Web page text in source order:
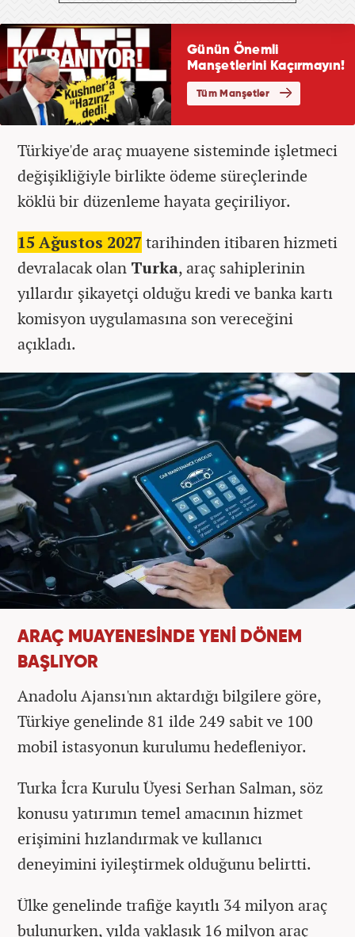
Türkiye'de araç muayene sisteminde işletmeci
değişikliğiyle birlikte ödeme süreçlerinde
köklü bir düzenleme hayata geçiriliyor.
15 Ağustos 2027 tarihinden itibaren hizmeti
devralacak olan Turka, araç sahiplerinin
yıllardır şikayetçi olduğu kredi ve banka kartı
komisyon uygulamasına son vereceğini
açıkladı.
ARAÇ MUAYENESİNDE YENİ DÖNEM
BAŞLIYOR
Anadolu Ajansı'nın aktardığı bilgilere göre,
Türkiye genelinde 81 ilde 249 sabit ve 100
mobil istasyonun kurulumu hedefleniyor.
Turka İcra Kurulu Üyesi Serhan Salman, söz
konusu yatırımın temel amacının hizmet
erişimini hızlandırmak ve kullanıcı
deneyimini iyileştirmek olduğunu belirtti.
Ülke genelinde trafiğe kayıtlı 34 milyon araç
bulunurken, yılda yaklaşık 16 milyon araç